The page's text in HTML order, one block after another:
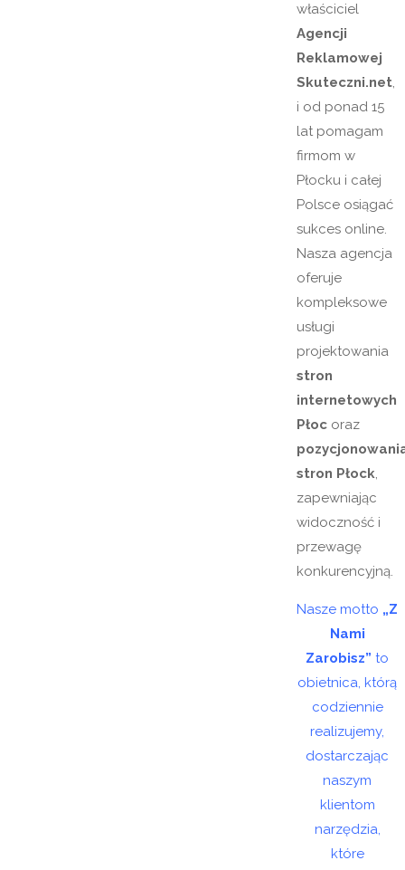
właściciel
Agencji
Reklamowej
Skuteczni.net,
i od ponad 15
lat pomagam
firmom w
Płocku i całej
Polsce osiągać
sukces online.
Nasza agencja
oferuje
kompleksowe
usługi
projektowania
stron
internetowych
Płoc oraz
stron Płock,
zapewniając
widoczność i
przewagę
konkurencyjną.
Nasze motto „Z
Nami
Zarobisz” to
obietnica, którą
codziennie
realizujemy,
dostarczając
naszym
klientom
narzędzia,
które